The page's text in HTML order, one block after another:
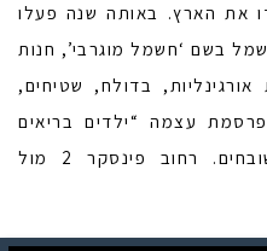
את הארץ. באותה שנה פעלו
בשם ‘חשמל מוגרבי’, חנות
בדולח, שטיחים,
עצמה “ילדים בריאים
ועליזים רק בנעלי אריה המשובחים. רחוב פינסקר 2 מול